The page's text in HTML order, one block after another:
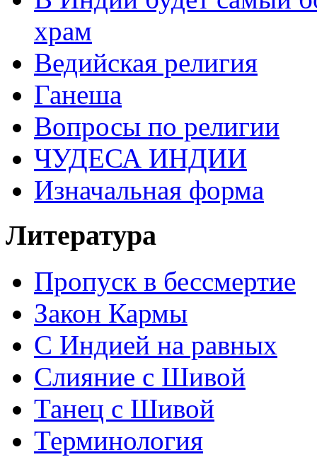
храм
Ведийская религия
Ганеша
Вопросы по религии
ЧУДЕСА ИНДИИ
Изначальная форма
Литература
Пропуск в бессмертие
Закон Кармы
С Индией на равных
Слияние с Шивой
Танец с Шивой
Терминология